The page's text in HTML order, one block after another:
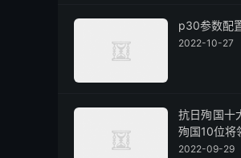
p30参数配
2022-10-27
抗日殉国十
殉国10位将
2022-09-29